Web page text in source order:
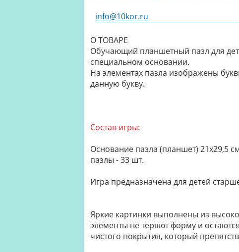
info@10kor.ru
О ТОВАРЕ
Обучающий планшетный пазл для
специальном основании.
На элементах пазла изображены
данную букву.
Состав игры:
Основание пазла (планшет) 21х29,5
пазлы - 33 шт.
Игра предназначена для детей
Яркие картинки выполнены из
элементы не теряют форму и
чистого покрытия, который